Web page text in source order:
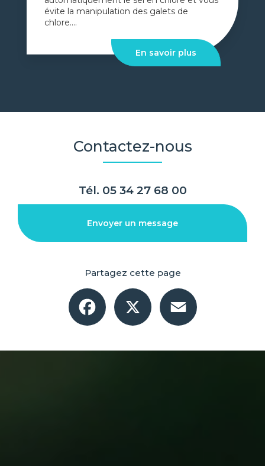
évite la manipulation des galets de
chlore....
En savoir plus
Contactez-nous
Tél. 05 34 27 68 00
Envoyer un message
Partagez cette page
Facebook